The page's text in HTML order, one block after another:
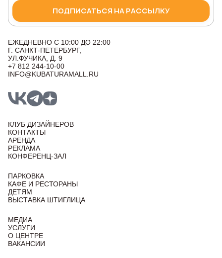
ПОДПИСАТЬСЯ НА РАССЫЛКУ
ЕЖЕДНЕВНО С 10:00 ДО 22:00
Г. САНКТ-ПЕТЕРБУРГ,
УЛ.ФУЧИКА, Д. 9
+7 812 244-10-00
INFO@KUBATURAMALL.RU
КЛУБ ДИЗАЙНЕРОВ
КОНТАКТЫ
АРЕНДА
РЕКЛАМА
КОНФЕРЕНЦ-ЗАЛ
ПАРКОВКА
КАФЕ И РЕСТОРАНЫ
ДЕТЯМ
ВЫСТАВКА ШТИГЛИЦА
МЕДИА
УСЛУГИ
О ЦЕНТРЕ
ВАКАНСИИ